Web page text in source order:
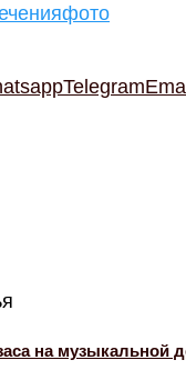
фото
Telegram
на музыкальной